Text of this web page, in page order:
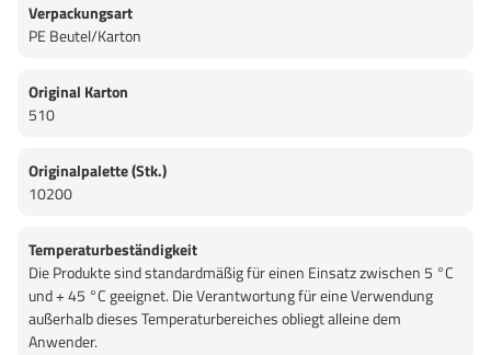
Verpackungsart
PE Beutel/Karton
Original Karton
510
Originalpalette (Stk.)
10200
Temperaturbeständigkeit
Die Produkte sind standardmäßig für einen Einsatz zwischen 5 °C
und + 45 °C geeignet. Die Verantwortung für eine Verwendung
außerhalb dieses Temperaturbereiches obliegt alleine dem
Anwender.